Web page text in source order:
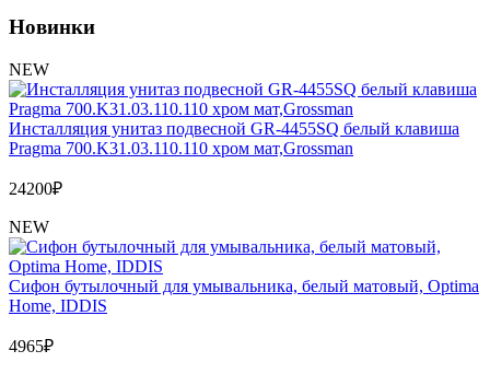
Новинки
NEW
Инсталляция унитаз подвесной GR-4455SQ белый клавиша
Pragma 700.K31.03.110.110 хром мат,Grossman
24200₽
NEW
Сифон бутылочный для умывальника, белый матовый, Optima
Home, IDDIS
4965₽